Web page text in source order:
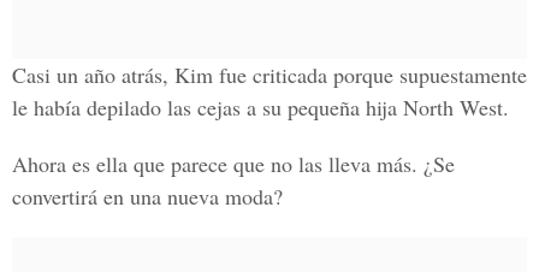
Casi un año atrás, Kim fue criticada porque supuestamente
le había depilado las cejas a su pequeña hija North West.
Ahora es ella que parece que no las lleva más. ¿Se
convertirá en una nueva moda?